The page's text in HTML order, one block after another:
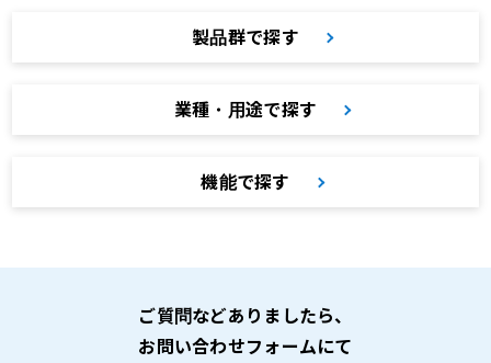
製品群で探す
業種・用途で探す
機能で探す
ご質問などありましたら、
お問い合わせフォームにて